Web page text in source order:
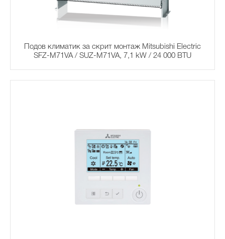
Подов климатик за скрит монтаж Mitsubishi Electric
SFZ-M71VA / SUZ-M71VA, 7,1 kW / 24 000 BTU